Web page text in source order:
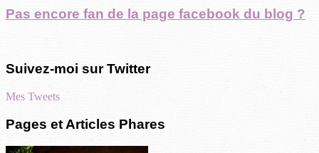
Pas encore fan de la page facebook du blog ?
Suivez-moi sur Twitter
Mes Tweets
Pages et Articles Phares